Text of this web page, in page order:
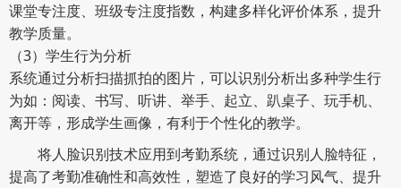
课堂专注度、班级专注度指数，构建多样化评价体系，提升
教学质量。
（3）学生行为分析
系统通过分析扫描抓拍的图片，可以识别分析出多种学生行
为如：阅读、书写、听讲、举手、起立、趴桌子、玩手机、
离开等，形成学生画像，有利于个性化的教学。
将人脸识别技术应用到考勤系统，通过识别人脸特征，
提高了考勤准确性和高效性，塑造了良好的学习风气、提升